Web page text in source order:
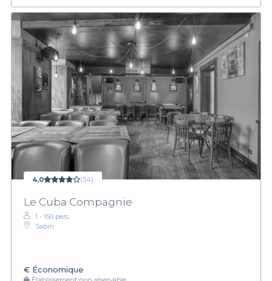
4,0 (54)
Le Cuba Compagnie
1 - 150 pers.
Sabin
€ Économique